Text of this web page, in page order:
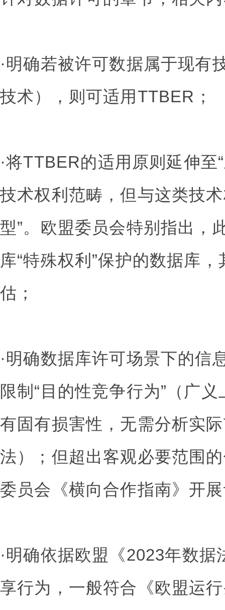
·明确若被许可数据属于现有
技术），则可适用TTBER；
·将TTBER的适用原则延伸
技术权利范畴，但与这类技
型”。欧盟委员会特别指出，
库“特殊权利”保护的数据库
估；
·明确数据库许可场景下的信
限制“目的性竞争行为”（广
有固有损害性，无需分析实
法）；但超出客观必要范围
委员会《横向合作指南》开
·明确依据欧盟《2023年数
享行为，一般符合《欧盟运